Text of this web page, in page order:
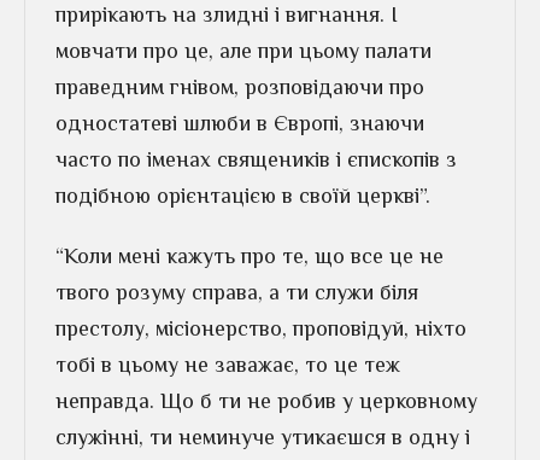
прирікають на злидні і вигнання. І
мовчати про це, але при цьому палати
праведним гнівом, розповідаючи про
одностатеві шлюби в Європі, знаючи
часто по іменах священиків і єпископів з
подібною орієнтацією в своїй церкві”.
“Коли мені кажуть про те, що все це не
твого розуму справа, а ти служи біля
престолу, місіонерство, проповідуй, ніхто
тобі в цьому не заважає, то це теж
неправда. Що б ти не робив у церковному
служінні, ти неминуче утикаєшся в одну і